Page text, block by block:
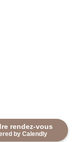
rendez-vous
by Calendly